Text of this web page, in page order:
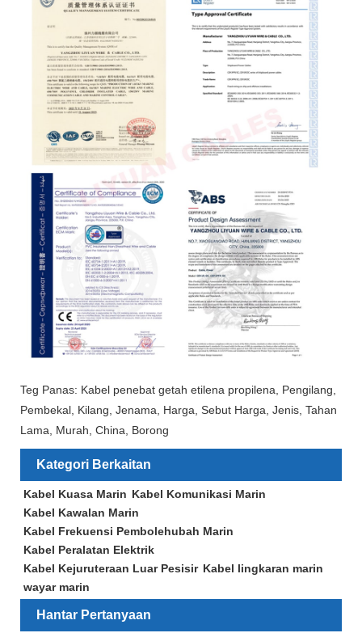
Teg Panas: Kabel penebat getah etilena propilena, Pengilang,
Pembekal, Kilang, Jenama, Harga, Sebut Harga, Jenis, Tahan
Lama, Murah, China, Borong
Kategori Berkaitan
Kabel Kuasa Marin Kabel Komunikasi Marin
Kabel Kawalan Marin
Kabel Frekuensi Pembolehubah Marin
Kabel Peralatan Elektrik
Kabel Kejuruteraan Luar Pesisir Kabel lingkaran marin
wayar marin
Hantar Pertanyaan